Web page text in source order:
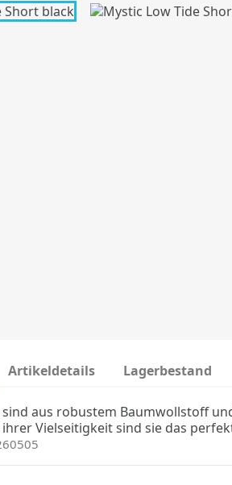
Artikeldetails Lagerbestand
sind aus robustem Baumwollstoff
Vielseitigkeit sind sie das